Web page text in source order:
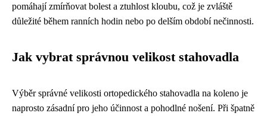
pomáhají zmírňovat bolest a ztuhlost kloubu, což je zvláště
důležité během ranních hodin nebo po delším období nečinnosti.
Jak vybrat správnou velikost stahovadla
Výběr správné velikosti ortopedického stahovadla na koleno je
naprosto zásadní pro jeho účinnost a pohodlné nošení. Při špatně